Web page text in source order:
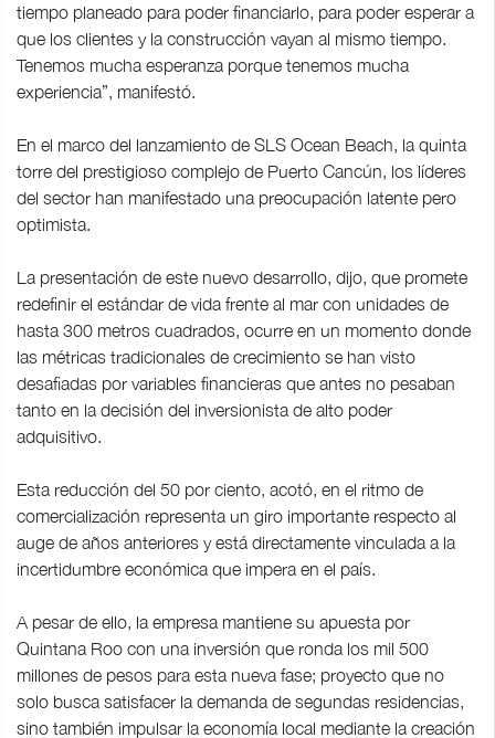
tiempo planeado para poder financiarlo, para poder esperar a
que los clientes y la construcción vayan al mismo tiempo.
Tenemos mucha esperanza porque tenemos mucha
experiencia”, manifestó.
En el marco del lanzamiento de SLS Ocean Beach, la quinta
torre del prestigioso complejo de Puerto Cancún, los líderes
del sector han manifestado una preocupación latente pero
optimista.
La presentación de este nuevo desarrollo, dijo, que promete
redefinir el estándar de vida frente al mar con unidades de
hasta 300 metros cuadrados, ocurre en un momento donde
las métricas tradicionales de crecimiento se han visto
desafiadas por variables financieras que antes no pesaban
tanto en la decisión del inversionista de alto poder
adquisitivo.
Esta reducción del 50 por ciento, acotó, en el ritmo de
comercialización representa un giro importante respecto al
auge de años anteriores y está directamente vinculada a la
incertidumbre económica que impera en el país.
A pesar de ello, la empresa mantiene su apuesta por
Quintana Roo con una inversión que ronda los mil 500
millones de pesos para esta nueva fase; proyecto que no
solo busca satisfacer la demanda de segundas residencias,
sino también impulsar la economía local mediante la creación